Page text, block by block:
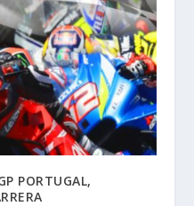
PORTUGAL,